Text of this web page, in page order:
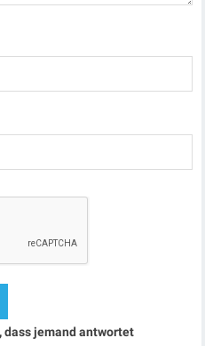
dass jemand antwortet